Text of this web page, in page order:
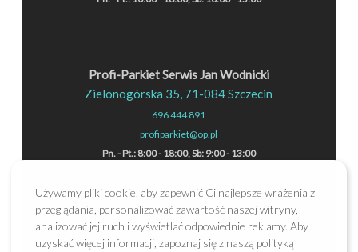
Profi-Parkiet Serwis Jan Wodnicki
Zielonogórska 35, 71-084 Szczecin
696 444 891
profiparkiet@op.pl
Pn. - Pt.: 8:00 - 18:00, Sb: 9:00 - 13:00
Używamy pliki cookie, aby zapewnić Ci najlepsze wrażenia z
przeglądania, personalizować zawartość naszej witryny,
analizować jej ruch i wyświetlać odpowiednie reklamy. Aby
uzyskać więcej informacji, zapoznaj się z naszą polityką